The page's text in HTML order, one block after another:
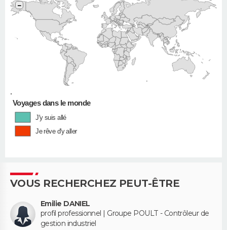
•
−
Voyages dans le monde
J'y suis allé
Je rêve d'y aller
VOUS RECHERCHEZ PEUT-ÊTRE
Emilie DANIEL
profil professionnel | Groupe POULT - Contrôleur de
gestion industriel